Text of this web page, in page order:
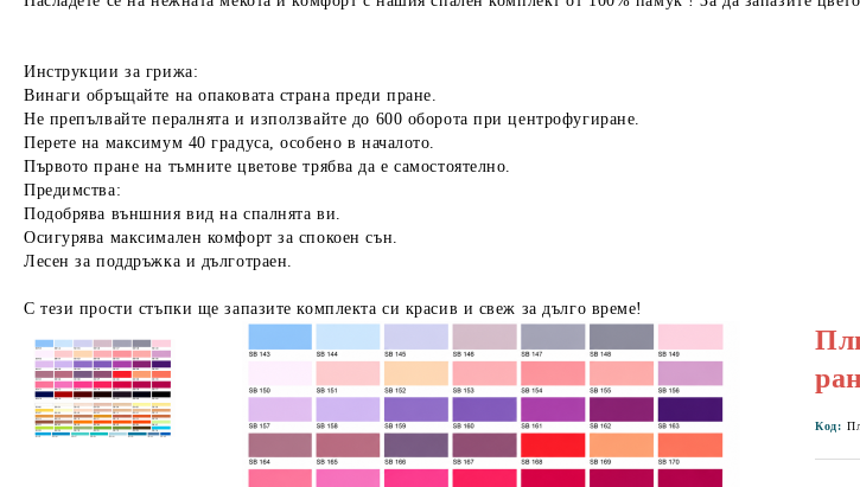
Инструкции за грижа:
Винаги обръщайте на опаковата страна преди пране.
Не препълвайте пералнята и използвайте до 600 оборота при центрофугиране.
Перете на максимум 40 градуса, особено в началото.
Първото пране на тъмните цветове трябва да е самостоятелно.
Предимства:
Подобрява външния вид на спалнята ви.
Осигурява максимален комфорт за спокоен сън.
Лесен за поддръжка и дълготраен.
С тези прости стъпки ще запазите комплекта си красив и свеж за дълго време!
Код: